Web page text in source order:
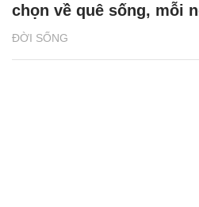
ĐỜI SỐNG
chọn về quê sống, mỗi